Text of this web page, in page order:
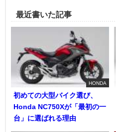
最近書いた記事
HONDA
初めての大型バイク選び、
Honda NC750Xが「最初の一
台」に選ばれる理由